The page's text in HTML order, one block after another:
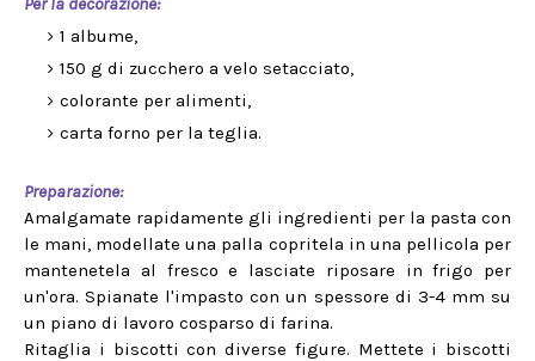
1 albume,
150 g di zucchero a velo setacciato,
colorante per alimenti,
carta forno per la teglia.
Preparazione:
Amalgamate rapidamente gli ingredienti per la pasta con
le mani, modellate una palla copritela in una pellicola per
mantenetela al fresco e lasciate riposare in frigo per
un'ora. Spianate l'impasto con un spessore di 3-4 mm su
un piano di lavoro cosparso di farina.
Ritaglia i biscotti con diverse figure. Mettete i biscotti